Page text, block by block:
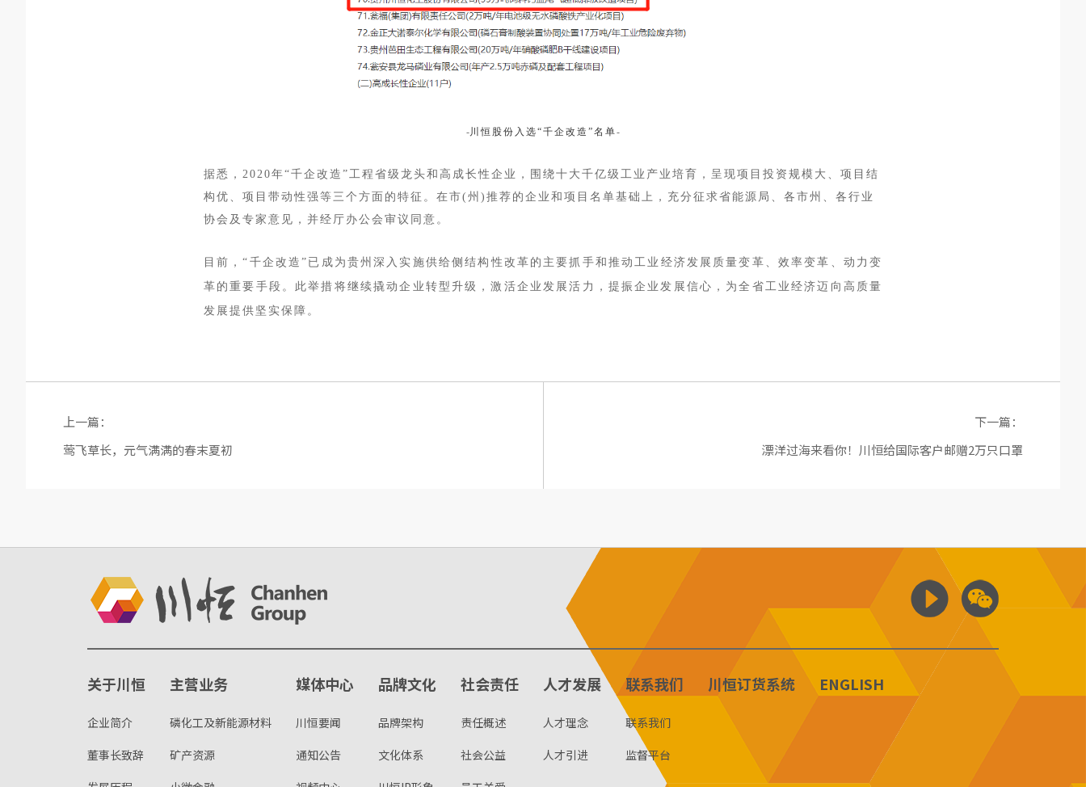
-川恒股份入选“千企改造”名单-
据悉， 2020年“千企改造”工程省级龙头和高成长性企业，围绕十大千亿级工业产业培育，呈现项目投资规模大、项目结
构优、项目带动性强等三个方面的特征。在市(州)推荐的企业和项目名单基础上，充分征求省能源局、各市州、各行业
协会及专家意见，并经厅办公会审议同意。
目前，“千企改造”已成为贵州深入实施供给侧结构性改革的主要抓手和推动工业经济发展质量变革、效率变革、动力变
革的重要手段。此举措将继续撬动企业转型升级，激活企业发展活力，提振企业发展信心，为全省工业经济迈向高质量
发展提供坚实保障。
上一篇：
莺飞草长，元气满满的春末夏初
下一篇：
漂洋过海来看你！川恒给国际客户邮赠2万只口罩
关于川恒
企业简介
董事长致辞
主营业务
磷化工及新能源材料
矿产资源
媒体中心
川恒要闻
通知公告
品牌文化
品牌架构
文化体系
社会责任
责任概述
社会公益
人才发展
人才理念
人才引进
联系我们
联系我们
监督平台
川恒订货系统 ENGLISH